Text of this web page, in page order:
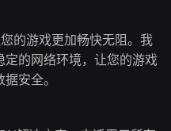
的游戏更加畅快无阻。我
的网络环境，让您的游戏
安全。